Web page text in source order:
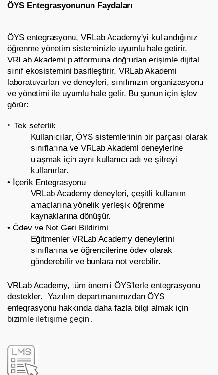
ÖYS Entegrasyonunun Faydaları
ÖYS entegrasyonu, VRLab Academy'yi kullandığınız
öğrenme yönetim sisteminizle uyumlu hale getirir.
VRLab Akademi platformuna doğrudan erişimle dijital
sınıf ekosistemini basitleştirir. VRLab Akademi
laboratuvarları ve deneyleri, sınıfınızın organizasyonu
ve yönetimi ile uyumlu hale gelir. Bu şunun için işlev
görür:
• Tek seferlik
Kullanıcılar, ÖYS sistemlerinin bir parçası olarak
sınıflarına ve VRLab Akademi deneylerine
ulaşmak için aynı kullanıcı adı ve şifreyi
kullanırlar.
• İçerik Entegrasyonu
VRLab Academy deneyleri, çeşitli kullanım
amaçlarına yönelik yerleşik öğrenme
kaynaklarına dönüşür.
• Ödev ve Not Geri Bildirimi
Eğitmenler VRLab Academy deneylerini
sınıflarına ve öğrencilerine ödev olarak
gönderebilir ve bunlara not verebilir.
VRLab Academy, tüm önemli ÖYS'lerle entegrasyonu
destekler. Yazılım departmanımızdan ÖYS
bizimle iletişime geçin .